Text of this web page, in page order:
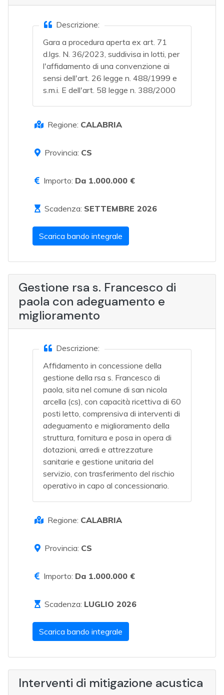
Descrizione:
Gara a procedura aperta ex art. 71
d.lgs. N. 36/2023, suddivisa in lotti, per
l'affidamento di una convenzione ai
sensi dell'art. 26 legge n. 488/1999 e
s.m.i. E dell'art. 58 legge n. 388/2000
Regione: CALABRIA
Provincia: CS
Importo: Da 1.000.000 €
Scadenza: SETTEMBRE 2026
Scarica bando integrale
Gestione rsa s. Francesco di
paola con adeguamento e
miglioramento
Descrizione:
Affidamento in concessione della
gestione della rsa s. Francesco di
paola, sita nel comune di san nicola
arcella (cs), con capacità ricettiva di 60
posti letto, comprensiva di interventi di
adeguamento e miglioramento della
struttura, fornitura e posa in opera di
dotazioni, arredi e attrezzature
sanitarie e gestione unitaria del
servizio, con trasferimento del rischio
operativo in capo al concessionario.
Regione: CALABRIA
Provincia: CS
Importo: Da 1.000.000 €
Scadenza: LUGLIO 2026
Scarica bando integrale
Interventi di mitigazione acustica